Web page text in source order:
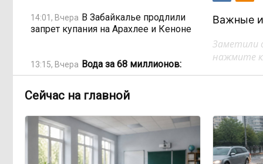
14:01, Вчера В Забайкалье продлили
запрет купания на Арахлее и Кеноне
13:15, Вчера Вода за 68 миллионов:
ТГК-14 заплатит государству за
12:33, Вчера Этно-парк, который до
сих пор не готов, работает почти три
года: что не так с Сухотино?
Важные
Заметили
нажмите
Сейчас на главной